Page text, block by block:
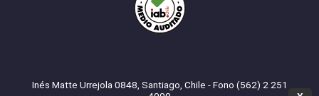
Inés Matte Urrejola 0848, Santiago, Chile - Fono (562) 2 251